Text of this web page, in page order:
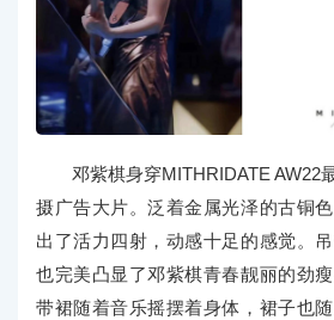
邓紫棋身穿MITHRIDATE AW22
摄广告大片。泛着金属光泽的古铜
出了活力四射，动感十足的感觉。
也完美凸显了邓紫棋青春靓丽的劲
带裙随着音乐摇摆着身体，裙子也